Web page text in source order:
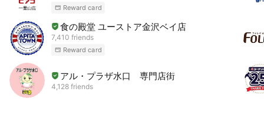
Reward card
食の殿堂 ユーストア金沢ベイ店
7,410 friends
Reward card
アル・プラザ水口 専門店街
4,128 friends